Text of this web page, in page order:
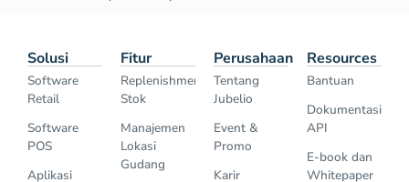
Solusi
Software
Retail
Software
POS
Aplikasi
Fitur
Replenishment
Stok
Manajemen
Lokasi
Gudang
Perusahaan
Tentang
Jubelio
Event &
Promo
Karir
Resources
Bantuan
Dokumentasi
API
E-book dan
Whitepaper